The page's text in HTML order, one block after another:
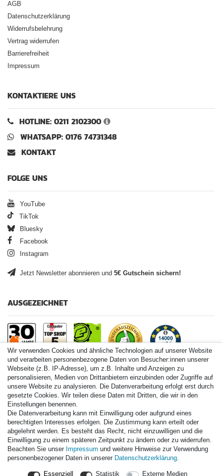
AGB
Datenschutzerklärung
Widerrufsbelehrung
Vertrag widerrufen
Barrierefreiheit
Impressum
KONTAKTIERE UNS
HOTLINE: 0211 2102300
WHATSAPP: 0176 74731348
KONTAKT
FOLGE UNS
YouTube
TikTok
Bluesky
Facebook
Instagram
Jetzt Newsletter abonnieren und 5€ Gutschein sichern!
AUSGEZEICHNET
Paintball.de World
Paintball Shop International
Spares Shop North America
* Alle Preise inkl. ges. MwSt. zzgl. Versandkosten
Zahlungsarten
Versand
Wir verwenden Cookies und ähnliche Technologien auf unserer Website
und verarbeiten personenbezogene Daten von Besucher:innen unserer
Webseite (z.B. IP-Adresse), um z.B. Inhalte und Anzeigen zu
personalisieren, Medien von Drittanbietern einzubinden oder Zugriffe auf
unsere Website zu analysieren. Die Datenverarbeitung erfolgt erst durch
gesetzte Cookies. Wir teilen diese Daten mit Dritten, die wir in den
Einstellungen benennen.
Die Datenverarbeitung kann mit Einwilligung oder aufgrund eines
berechtigten Interesses erfolgen. Die Zustimmung kann erteilt oder
abgelehnt werden. Es besteht das Recht, nicht einzuwilligen und die
Einwilligung zu einem späteren Zeitpunkt zu ändern oder zu widerrufen.
Beachten Sie unser Impressum und weitere Hinweise zur Verwendung
personenbezogener Daten in unserer Daten­schutz­erklärung.
Essenziell Statistik Externe Medien